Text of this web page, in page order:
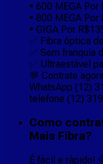
• 600 MEGA Por
• 800 MEGA Por
• GIGA Por
✅ Fibra óptica
✅ Sem franquia
✅ Ultraestável
💬 Contrate
WhatsApp (12)
telefone (12)
Como
Mais Fibra?
É fácil e rápido!